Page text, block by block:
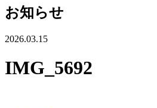
お知らせ
2026.03.15
IMG_5692